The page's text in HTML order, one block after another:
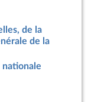
de la
de la
nationale